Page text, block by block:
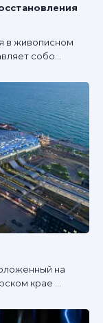
в живописном
собо...
на
крае ...